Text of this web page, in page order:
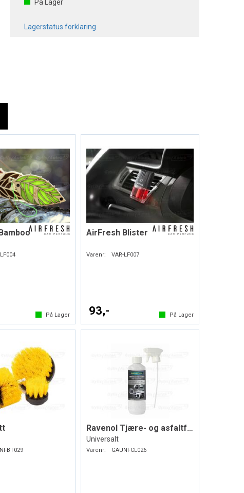
På Lager
Lagerstatus forklaring
På Lager
AirFresh Blister
Varenr: VAR-LF007
93,- På Lager
BT029
Ravenol Tjære- og asfaltfjerner
Universalt
Varenr: GAUNI-CL026